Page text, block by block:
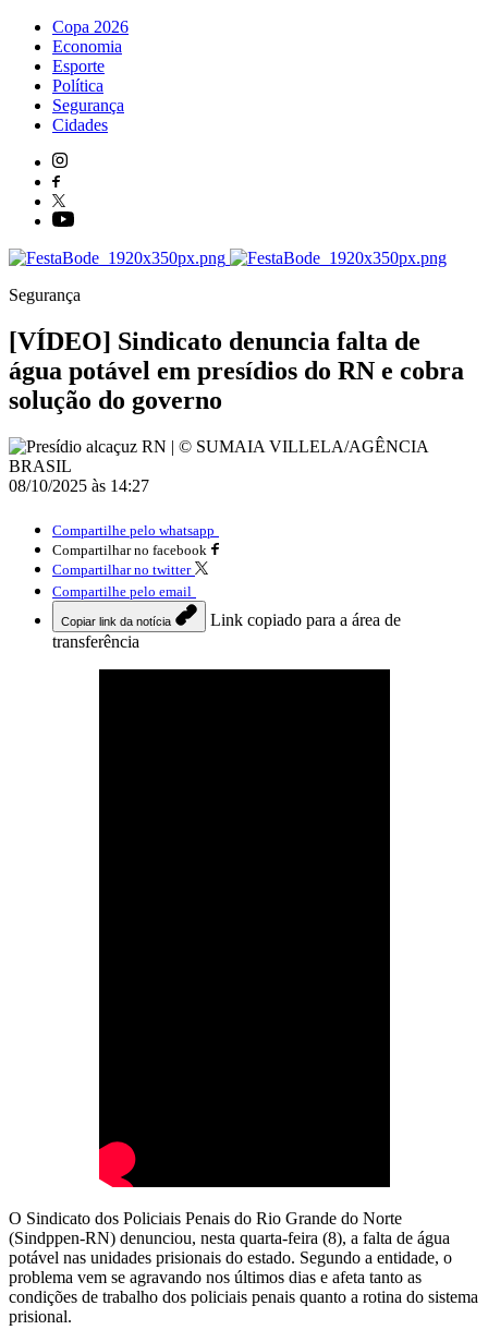
Copa 2026
Economia
Esporte
Política
Segurança
Cidades
Segurança
[VÍDEO] Sindicato denuncia falta de
água potável em presídios do RN e cobra
solução do governo
08/10/2025 às 14:27
Compartilhe pelo whatsapp
Compartilhar no facebook
Compartilhar no twitter
Compartilhe pelo email
Copiar link da notícia
Link copiado para a área de
transferência
O Sindicato dos Policiais Penais do Rio Grande do Norte
(Sindppen-RN) denunciou, nesta quarta-feira (8), a falta de água
potável nas unidades prisionais do estado. Segundo a entidade, o
problema vem se agravando nos últimos dias e afeta tanto as
condições de trabalho dos policiais penais quanto a rotina do sistema
prisional.